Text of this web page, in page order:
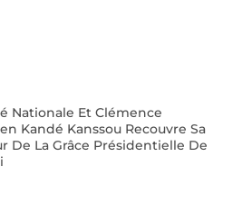
Nationale Et Clémence
Kandé Kanssou Recouvre Sa
De La Grâce Présidentielle De